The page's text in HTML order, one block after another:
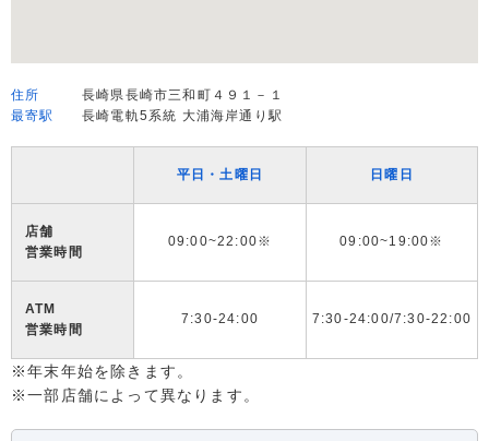
住所
長崎県長崎市三和町４９１－１
最寄駅
長崎電軌5系統 大浦海岸通り駅
平日・土曜日 日曜日
店舗
営業時間
09:00~22:00※ 09:00~19:00※
ATM
営業時間
7:30-24:00 7:30-24:00/7:30-22:00
※年末年始を除きます。
※一部店舗によって異なります。